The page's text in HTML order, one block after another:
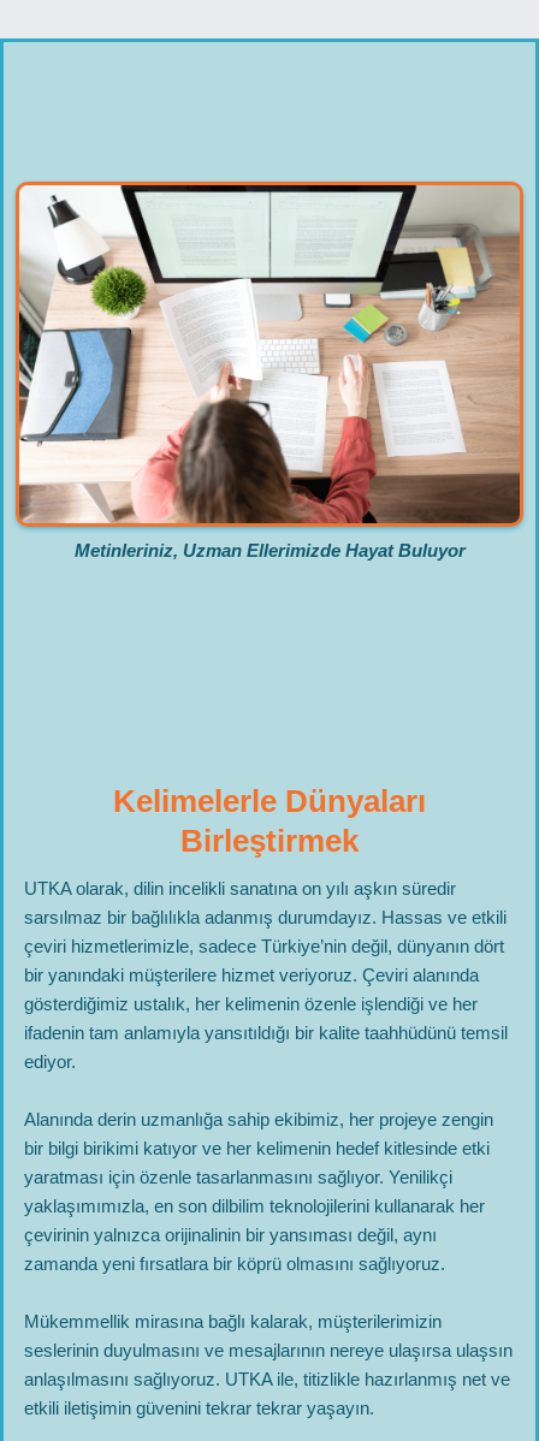
Metinleriniz, Uzman Ellerimizde Hayat Buluyor
Kelimelerle Dünyaları
Birleştirmek
UTKA olarak, dilin incelikli sanatına on yılı aşkın süredir
sarsılmaz bir bağlılıkla adanmış durumdayız. Hassas ve etkili
çeviri hizmetlerimizle, sadece Türkiye’nin değil, dünyanın dört
bir yanındaki müşterilere hizmet veriyoruz. Çeviri alanında
gösterdiğimiz ustalık, her kelimenin özenle işlendiği ve her
ifadenin tam anlamıyla yansıtıldığı bir kalite taahhüdünü temsil
ediyor.
Alanında derin uzmanlığa sahip ekibimiz, her projeye zengin
bir bilgi birikimi katıyor ve her kelimenin hedef kitlesinde etki
yaratması için özenle tasarlanmasını sağlıyor. Yenilikçi
yaklaşımımızla, en son dilbilim teknolojilerini kullanarak her
çevirinin yalnızca orijinalinin bir yansıması değil, aynı
zamanda yeni fırsatlara bir köprü olmasını sağlıyoruz.
Mükemmellik mirasına bağlı kalarak, müşterilerimizin
seslerinin duyulmasını ve mesajlarının nereye ulaşırsa ulaşsın
anlaşılmasını sağlıyoruz. UTKA ile, titizlikle hazırlanmış net ve
etkili iletişimin güvenini tekrar tekrar yaşayın.